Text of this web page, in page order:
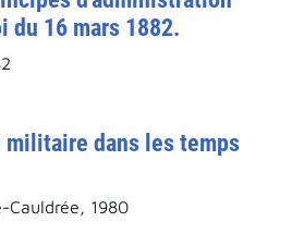
16 mars 1882.
militaire dans les temps
Cauldrée, 1980